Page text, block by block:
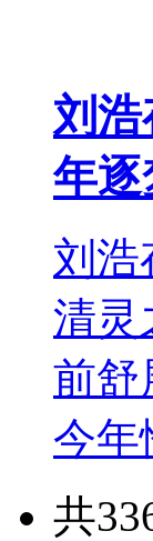
刘
年逐
刘浩
清灵
前舒
今年
共